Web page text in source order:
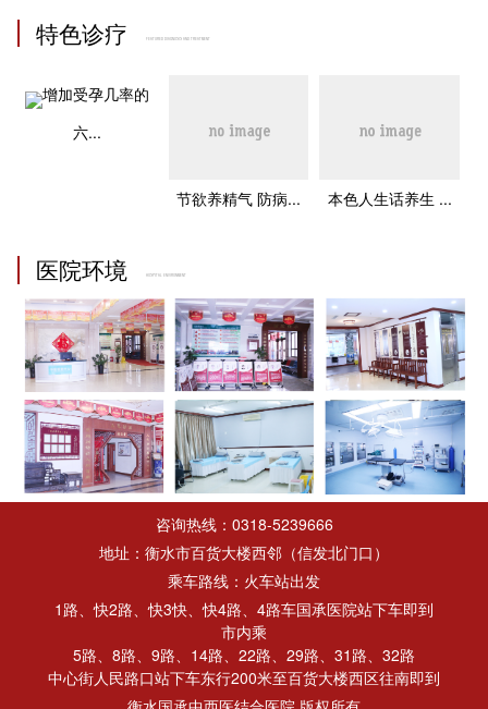
特色诊疗 FEATURED DIAGNOSIS AND TREATMENT
增加受孕几率的
六...
节欲养精气 防病... 本色人生话养生 ...
医院环境 HOSPITAL ENVIRONMENT
咨询热线：0318-5239666
地址：衡水市百货大楼西邻（信发北门口）
乘车路线：火车站出发
1路、快2路、快3快、快4路、4路车国承医院站下车即到
市内乘
5路、8路、9路、14路、22路、29路、31路、32路
中心街人民路口站下车东行200米至百货大楼西区往南即到